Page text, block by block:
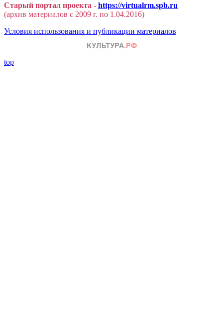
Старый портал проекта - https://virtualrm.spb.ru
(архив материалов с 2009 г. по 1.04.2016)
Условия использования и публикации материалов
top